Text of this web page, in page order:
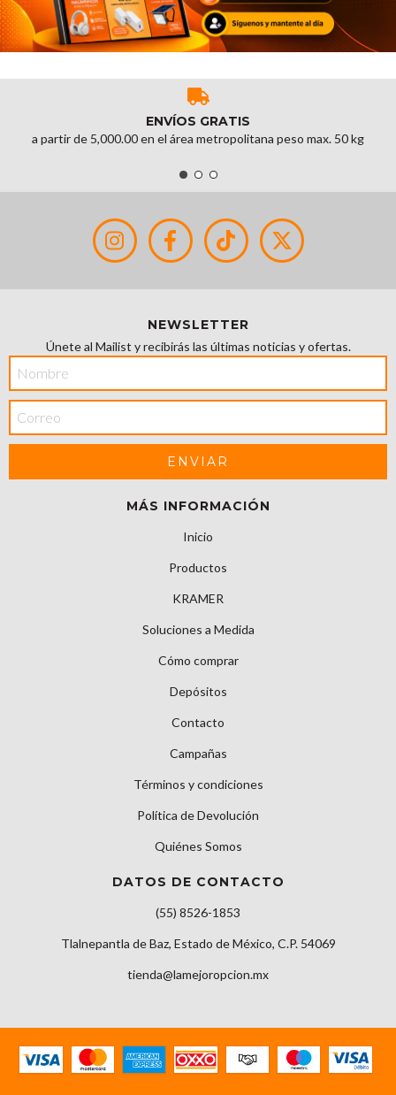
ENVÍOS GRATIS
a partir de 5,000.00 en el área metropolitana peso max. 50 kg
NEWSLETTER
Únete al Mailist y recibirás las últimas noticias y ofertas.
MÁS INFORMACIÓN
Inicio
Productos
KRAMER
Soluciones a Medida
Cómo comprar
Depósitos
Contacto
Campañas
Términos y condiciones
Política de Devolución
Quiénes Somos
DATOS DE CONTACTO
(55) 8526-1853
Tlalnepantla de Baz, Estado de México, C.P. 54069
tienda@lamejoropcion.mx